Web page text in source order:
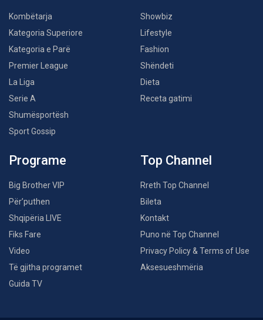
Kombëtarja
Kategoria Superiore
Kategoria e Parë
Premier League
La Liga
Serie A
Shumësportësh
Sport Gossip
Showbiz
Lifestyle
Fashion
Shëndeti
Dieta
Receta gatimi
Programe
Big Brother VIP
Për’puthen
Shqipëria LIVE
Fiks Fare
Video
Të gjitha programet
Guida TV
Top Channel
Rreth Top Channel
Bileta
Kontakt
Puno në Top Channel
Privacy Policy & Terms of Use
Aksesueshmëria